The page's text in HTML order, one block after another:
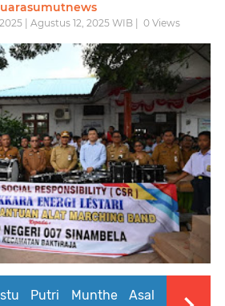
| Agustus 12, 2025 WIB | 0 Views
Putri Munthe Asal